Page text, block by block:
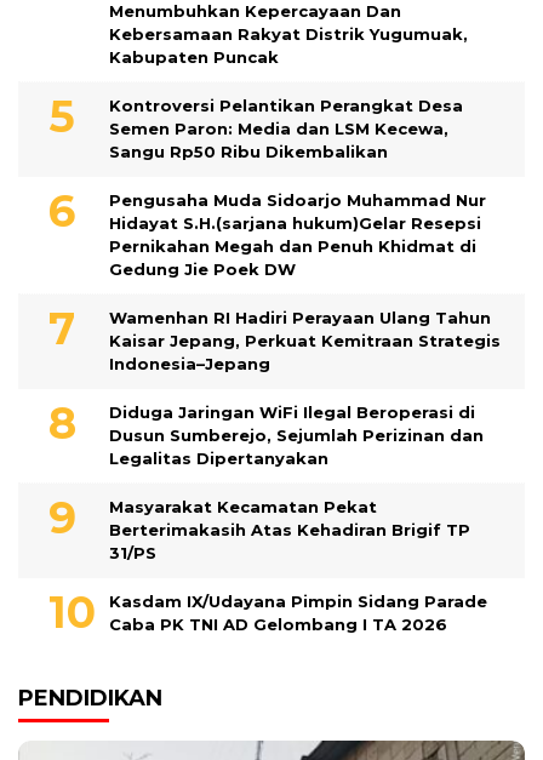
Menumbuhkan Kepercayaan Dan
Kebersamaan Rakyat Distrik Yugumuak,
Kabupaten Puncak
Kontroversi Pelantikan Perangkat Desa
Semen Paron: Media dan LSM Kecewa,
Sangu Rp50 Ribu Dikembalikan
Pengusaha Muda Sidoarjo Muhammad Nur
Hidayat S.H.(sarjana hukum)Gelar Resepsi
Pernikahan Megah dan Penuh Khidmat di
Gedung Jie Poek DW
Wamenhan RI Hadiri Perayaan Ulang Tahun
Kaisar Jepang, Perkuat Kemitraan Strategis
Indonesia–Jepang
Diduga Jaringan WiFi Ilegal Beroperasi di
Dusun Sumberejo, Sejumlah Perizinan dan
Legalitas Dipertanyakan
Masyarakat Kecamatan Pekat
Berterimakasih Atas Kehadiran Brigif TP
31/PS
Kasdam IX/Udayana Pimpin Sidang Parade
Caba PK TNI AD Gelombang I TA 2026
PENDIDIKAN